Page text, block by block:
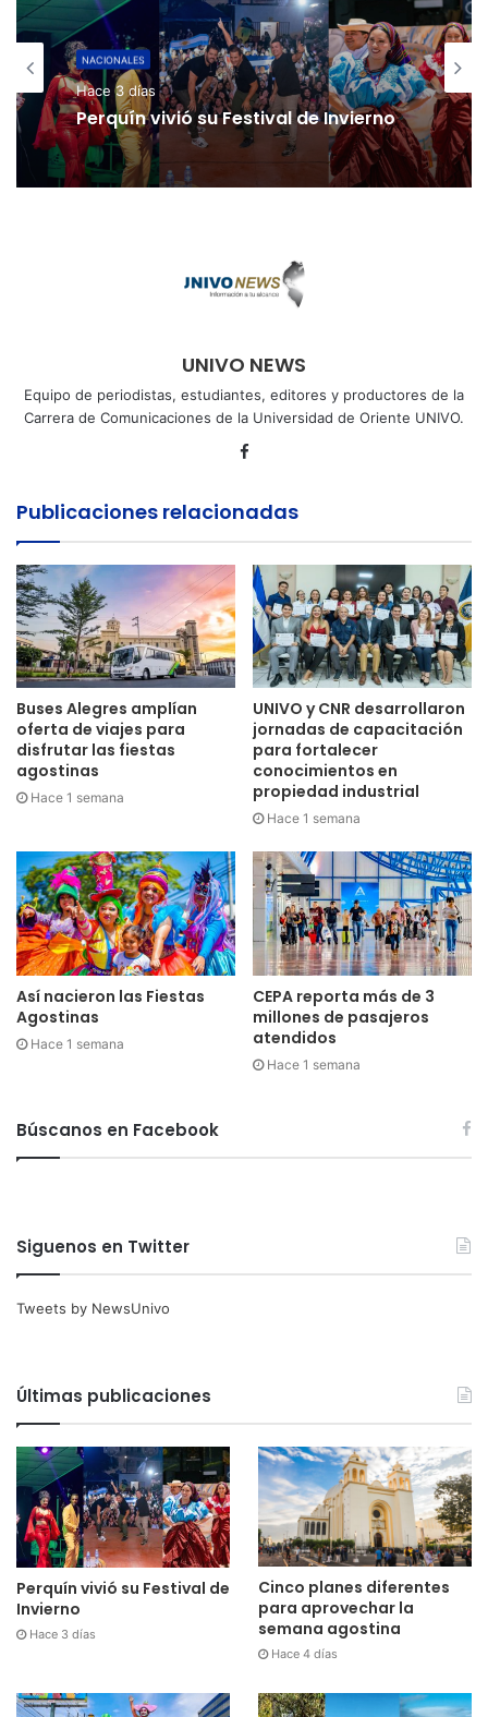
NACIONALES
Hace 3 días
Perquín vivió su Festival de Invierno
UNIVO NEWS
Equipo de periodistas, estudiantes, editores y productores de la
Carrera de Comunicaciones de la Universidad de Oriente UNIVO.
Facebook
Publicaciones relacionadas
Buses Alegres amplían
oferta de viajes para
disfrutar las fiestas
agostinas
Hace 1 semana
UNIVO y CNR desarrollaron
jornadas de capacitación
para fortalecer
conocimientos en
propiedad industrial
Hace 1 semana
Así nacieron las Fiestas
Agostinas
Hace 1 semana
CEPA reporta más de 3
millones de pasajeros
atendidos
Hace 1 semana
Búscanos en Facebook
Siguenos en Twitter
Tweets by NewsUnivo
Últimas publicaciones
Perquín vivió su Festival de
Invierno
Hace 3 días
Cinco planes diferentes
para aprovechar la
semana agostina
Hace 4 días